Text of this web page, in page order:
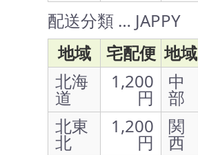
配送分類 … JAPPY
地域
宅配便 地域
北海
道
1,200
円
中
部
北東
北
1,200
円
関
西